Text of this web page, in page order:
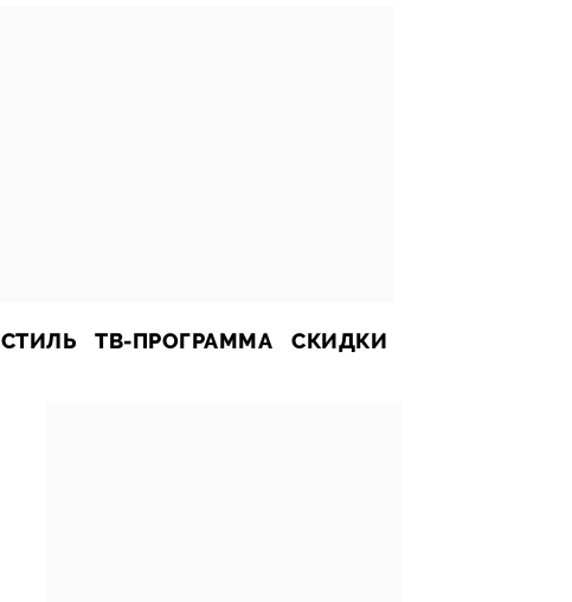
СТИЛЬ ТВ-ПРОГРАММА СКИДКИ